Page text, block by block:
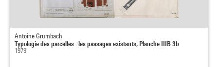
Antoine Grumbach
Typologie des parcelles : les passages existants, Planche IIIB 3b
1979